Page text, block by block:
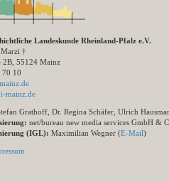
Landeskunde Rheinland-Pfalz e.V.
†
2B, 55124 Mainz
70 10
mainz.de
Grathoff, Dr. Regina Schäfer, Ulrich
net/bureau new media services GmbH &
(IGL): Maximilian Wegner (E-Mail)